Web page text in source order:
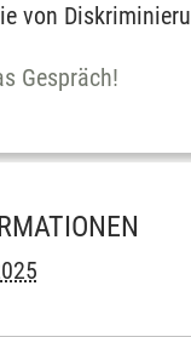
von
Gespräch!